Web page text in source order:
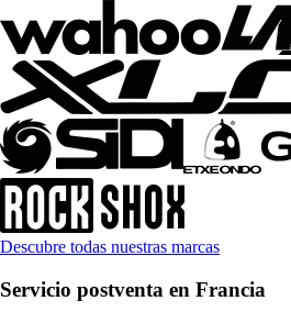
Descubre todas nuestras marcas
Servicio postventa en Francia